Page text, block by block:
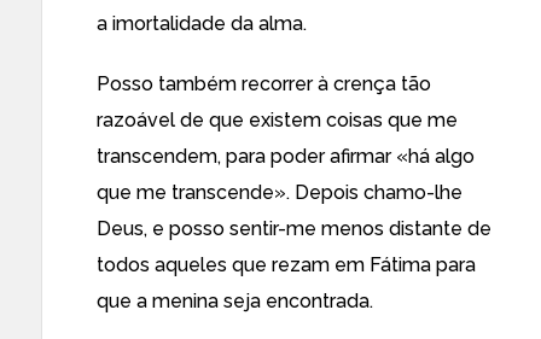
a imortalidade da alma.
Posso também recorrer à crença tão
razoável de que existem coisas que me
transcendem, para poder afirmar «há algo
que me transcende». Depois chamo-lhe
Deus, e posso sentir-me menos distante de
todos aqueles que rezam em Fátima para
que a menina seja encontrada.